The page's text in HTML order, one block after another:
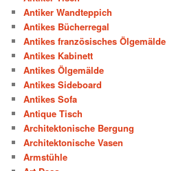
Antiker Wandteppich
Antikes Bücherregal
Antikes französisches Ölgemälde
Antikes Kabinett
Antikes Ölgemälde
Antikes Sideboard
Antikes Sofa
Antique Tisch
Architektonische Bergung
Architektonische Vasen
Armstühle